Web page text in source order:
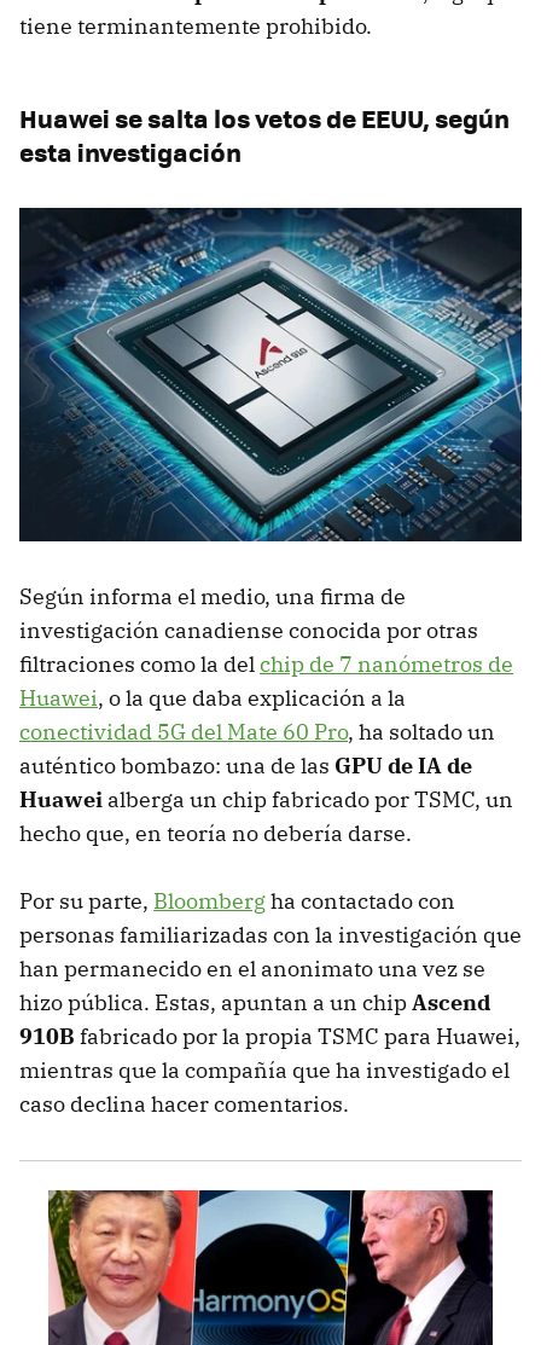
tiene terminantemente prohibido.
Huawei se salta los vetos de EEUU, según
esta investigación
Según informa el medio, una firma de
investigación canadiense conocida por otras
filtraciones como la delchip de 7 nanómetros de
Huawei, o la que daba explicación a la
conectividad 5G del Mate 60 Pro, ha soltado un
auténtico bombazo: una de las GPU de IA de
Huawei alberga un chip fabricado por TSMC, un
hecho que, en teoría no debería darse.
Por su parte, Bloombergha contactado con
personas familiarizadas con la investigación que
han permanecido en el anonimato una vez se
hizo pública. Estas, apuntan a un chipAscend
910B fabricado por la propia TSMC para Huawei,
mientras que la compañía que ha investigado el
caso declina hacer comentarios.